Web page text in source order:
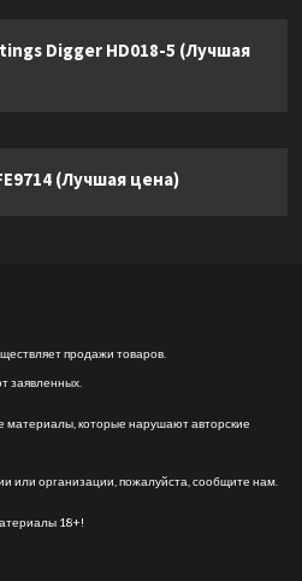
Digger HD018-5 (Лучшая
(Лучшая цена)
продажи товаров.
заявленных.
которые нарушают авторские
организации, пожалуйста, сообщите нам.
18+!